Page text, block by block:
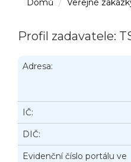
Domů Veřejné
Profil zadavatele:
Adresa:
IČ:
DIČ:
Evidenční číslo portálu ve